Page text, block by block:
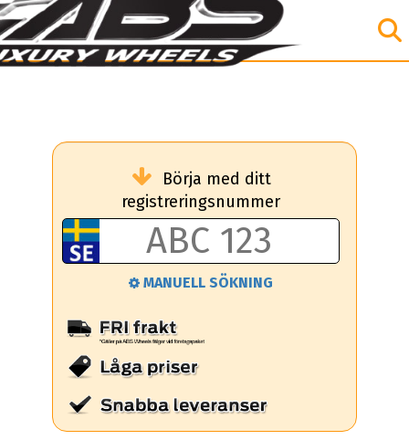
Börja med ditt
registreringsnummer
MANUELL SÖKNING